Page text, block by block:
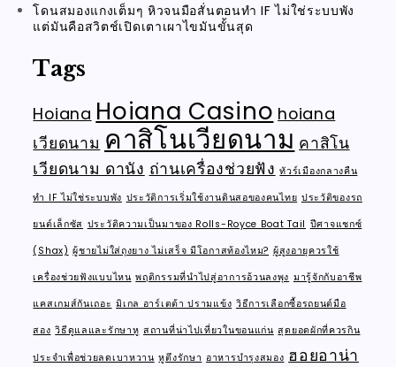
โดนสมองแกงเต็มๆ หิวจนมือสั่นตอนทำ IF ไม่ใช่ระบบพัง
แต่มันคือสวิตช์เปิดเตาเผาไขมันขั้นสุด
Tags
Hoiana Hoiana Casino hoiana
เวียดนาม คาสิโนเวียดนาม คาสิโน
เวียดนาม ดานัง ถ่านเครื่องช่วยฟัง ทัวร์เมืองกลางคืน
ทำ IF ไม่ใช่ระบบพัง ประวัติการเริ่มใช้งานดินสอของคนไทย ประวัติของรถ
ยนต์เล็กซัส ประวัติความเป็นมาของ Rolls-Royce Boat Tail ปีศาจแชกซ์
(Shax) ผู้ชายไม่ใส่ถุงยาง ไม่เสร็จ มีโอกาสท้องไหม? ผู้สูงอายุควรใช้
เครื่องช่วยฟังแบบไหน พฤติกรรมที่นำไปสู่อาการอ้วนลงพุง มารู้จักกับอาชีพ
แคสเกมส์กันเถอะ มิเกล อาร์เตต้า ปรามแข้ง วิธีการเลือกซื้อรถยนต์มือ
สอง วิธีดูแลและรักษาหู สถานที่น่าไปเที่ยวในขอนแก่น สุดยอดผักที่ควรกิน
ประจำเพื่อช่วยลดเบาหวาน หูตึงรักษา อาหารบำรุงสมอง ฮอยอาน่า